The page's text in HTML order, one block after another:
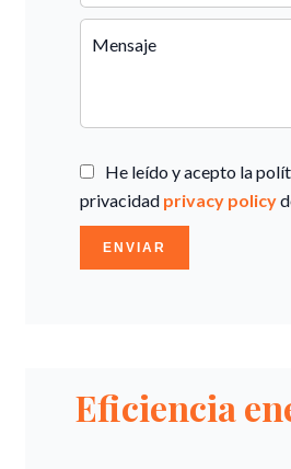
He leído y acepto la
privacidad privacy policy
ENVIAR
Eficiencia